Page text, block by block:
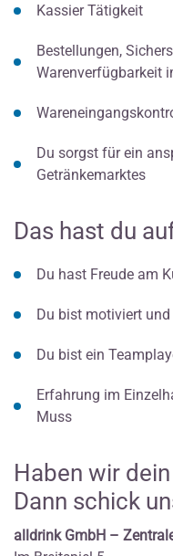
Kassier Tätigkeit
Bestellungen,
Warenverfügbarkeit
Du sorgst für ein
Getränkemarktes
Das hast du
Du hast Freude am
Du bist motiviert
Du bist ein
Erfahrung im
Muss
Haben wir
Dann schick
alldrink GmbH –